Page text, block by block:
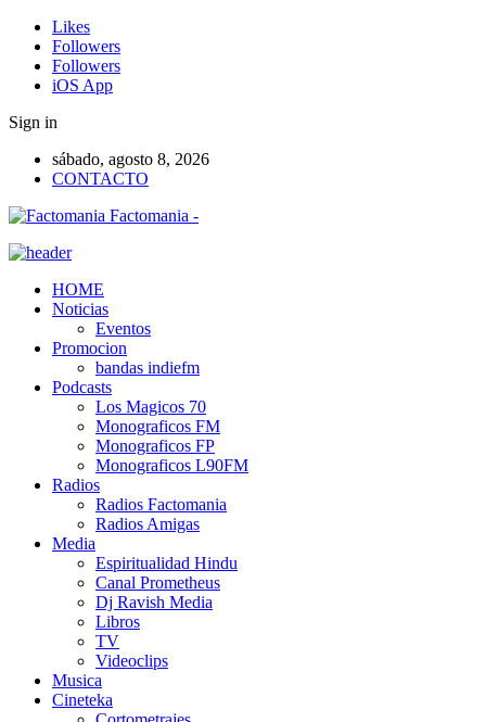
Likes
Followers
Followers
iOS App
Sign in
sábado, agosto 8, 2026
CONTACTO
Factomania -
HOME
Noticias
Eventos
Promocion
bandas indiefm
Podcasts
Los Magicos 70
Monograficos FM
Monograficos FP
Monograficos L90FM
Radios
Radios Factomania
Radios Amigas
Media
Espiritualidad Hindu
Canal Prometheus
Dj Ravish Media
Libros
TV
Videoclips
Musica
Cineteka